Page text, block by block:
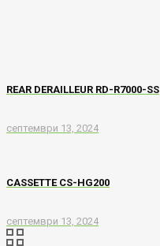
REAR DERAILLEUR RD-R7000-SS
септември 13, 2024
CASSETTE CS-HG200
септември 13, 2024